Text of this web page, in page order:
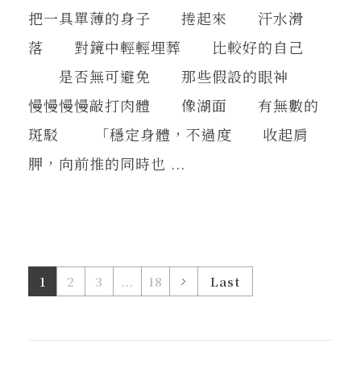
把一具單薄的身子 捲起來 汗水滑
落 對鏡中輕輕埋葬 比較好的自己
是否無可避免 那些假設的眼神
慢慢慢慢敲打肉體 像湖面 有無數的
斑駁 「穩定身體，不過度 收起肩
胛，向前推的同時也 ...
1 2 3 ... 18 Last